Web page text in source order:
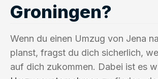
Groningen?
Wenn du einen Umzug von Jena
planst, fragst du dich sicherlich,
auf dich zukommen. Dabei ist es